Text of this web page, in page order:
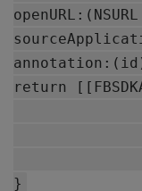
return